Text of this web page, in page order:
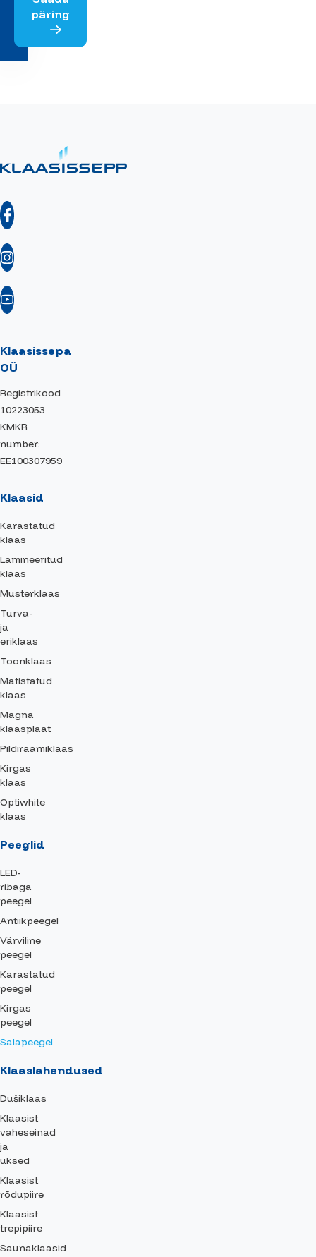
päring
Klaasissepa
OÜ
Registrikood
10223053
KMKR
number:
EE100307959
Klaasid
Karastatud
klaas
Lamineeritud
klaas
Musterklaas
Turva-
ja
eriklaas
Toonklaas
Matistatud
klaas
Magna
klaasplaat
Pildiraamiklaas
Kirgas
klaas
Optiwhite
klaas
Peeglid
LED-
ribaga
peegel
Antiikpeegel
Värviline
peegel
Karastatud
peegel
Kirgas
peegel
Salapeegel
Klaaslahendused
Dušiklaas
Klaasist
vaheseinad
ja
uksed
Klaasist
rõdupiire
Klaasist
trepipiire
Saunaklaasid